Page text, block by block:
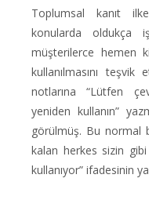
Toplumsal kanıt
konularda oldukça
müşterilerce hemen
kullanılmasını
notlarına “Lütfen
yeniden kullanın”
görülmüş. Bu normal
kalan herkes sizin
kullanıyor” ifadesinin